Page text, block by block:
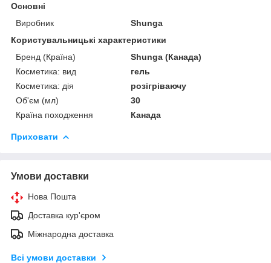
Основні
Виробник
Shunga
Користувальницькі характеристики
Бренд (Країна)
Shunga (Канада)
Косметика: вид
гель
Косметика: дія
розігріваючу
Об'єм (мл)
30
Країна походження
Канада
Приховати
Умови доставки
Нова Пошта
Доставка кур'єром
Міжнародна доставка
Всі умови доставки